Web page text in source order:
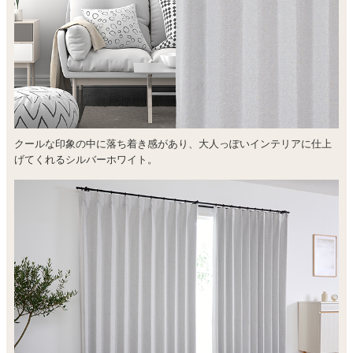
クールな印象の中に落ち着き感があり、大人っぽいインテリアに仕上
げてくれるシルバーホワイト。